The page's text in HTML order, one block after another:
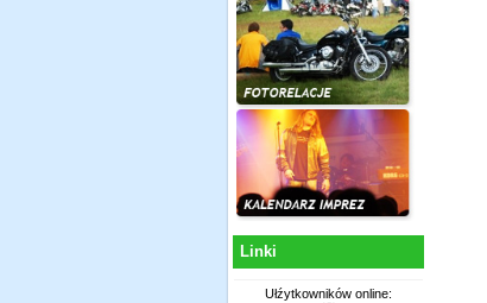
Linki
Ułźytkowników online: